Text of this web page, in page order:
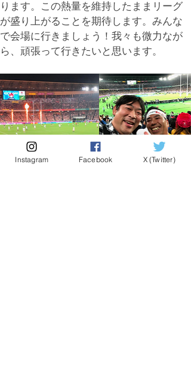
ります。この熱量を維持したままリーグ
が盛り上がることを期待します。みんな
で会場に行きましょう！我々も微力なが
ら、頑張って行きたいと思います。
＜Previous Next＞
Instagram Facebook X (Twitter)